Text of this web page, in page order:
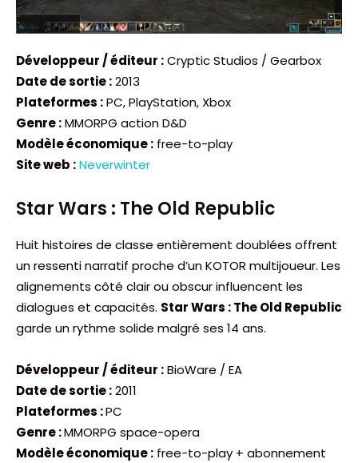
Développeur / éditeur :Cryptic Studios / Gearbox
Date de sortie :2013
Plateformes :PC, PlayStation, Xbox
Genre :MMORPG action D&D
Modèle économique : free-to-play
Site web :Neverwinter
Star Wars : The Old Republic
Huit histoires de classe entièrement doublées offrent
un ressenti narratif proche d’un KOTOR multijoueur. Les
alignements côté clair ou obscur influencent les
dialogues et capacités. Star Wars : The Old Republic
garde un rythme solide malgré ses 14 ans.
Développeur / éditeur :BioWare / EA
Date de sortie :2011
Plateformes :PC
Genre :MMORPG space-opera
Modèle économique : free-to-play + abonnement